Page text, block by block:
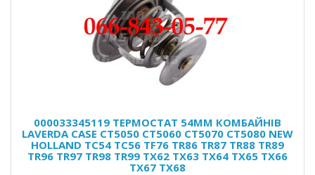
000033345119 ТЕРМОСТАТ 54ММ КОМБАЙНІВ
LAVERDA CASE CT5050 CT5060 CT5070 CT5080 NEW
HOLLAND TC54 TC56 TF76 TR86 TR87 TR88 TR89
TR96 TR97 TR98 TR99 TX62 TX63 TX64 TX65 TX66
TX67 TX68